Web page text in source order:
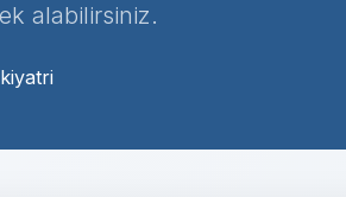
alabilirsiniz.